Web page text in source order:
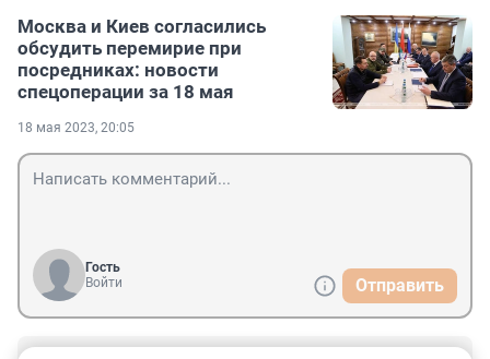
Москва и Киев согласились
обсудить перемирие при
посредниках: новости
спецоперации за 18 мая
18 мая 2023, 20:05
Гость
Войти
Отправить